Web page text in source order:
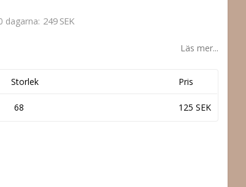
dagarna 249 SEK
Läs mer...
Storlek Pris
68 125 SEK